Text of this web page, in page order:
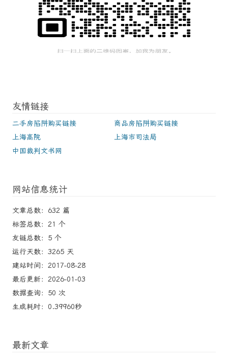
友情链接
二手房陷阱购买链接
商品房陷阱购买链接
上海高院
上海市司法局
中国裁判文书网
网站信息统计
文章总数：632 篇
标签总数：21 个
友链总数：5 个
运行天数：3265 天
建站时间：2017-08-28
最后更新：2026-01-03
数据查询：50 次
生成耗时：0.39960秒
最新文章